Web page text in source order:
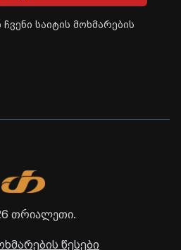
საიტის მოხმარების
თრიალეთი.
წესები